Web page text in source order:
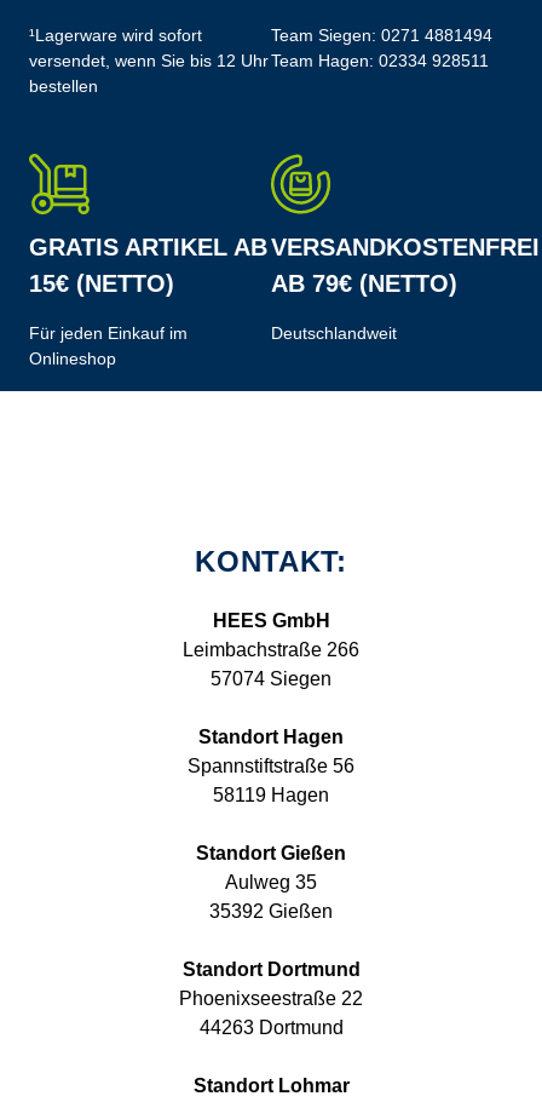
¹Lagerware wird sofort
versendet, wenn Sie bis 12 Uhr
bestellen
Team Siegen: 0271 4881494
Team Hagen: 02334 928511
GRATIS ARTIKEL AB
15€ (NETTO)
Für jeden Einkauf im
Onlineshop
VERSANDKOSTENFREI
AB 79€ (NETTO)
Deutschlandweit
KONTAKT:
HEES GmbH
Leimbachstraße 266
57074 Siegen
Standort Hagen
Spannstiftstraße 56
58119 Hagen
Standort Gießen
Aulweg 35
35392 Gießen
Standort Dortmund
Phoenixseestraße 22
44263 Dortmund
Standort Lohmar